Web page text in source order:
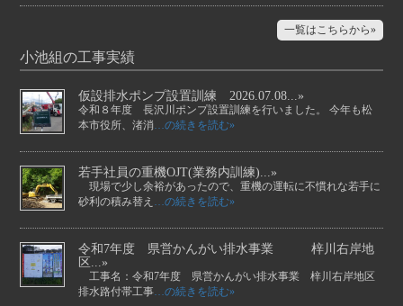
一覧はこちらから»
小池組の工事実績
仮設排水ポンプ設置訓練 2026.07.08...»
令和８年度 長沢川ポンプ設置訓練を行いました。 今年も松
本市役所、渚消…の続きを読む»
若手社員の重機OJT(業務内訓練)...»
現場で少し余裕があったので、重機の運転に不慣れな若手に
砂利の積み替え …の続きを読む»
令和7年度 県営かんがい排水事業 梓川右岸地
区...»
工事名：令和7年度 県営かんがい排水事業 梓川右岸地区
排水路付帯工事…の続きを読む»